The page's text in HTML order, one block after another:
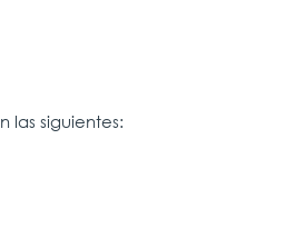
las siguientes: